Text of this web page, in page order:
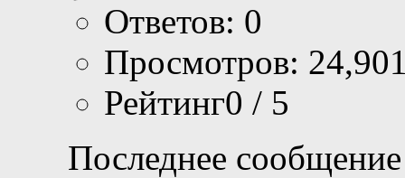
Ответов: 0
Просмотров:
Рейтинг0 / 5
Последнее